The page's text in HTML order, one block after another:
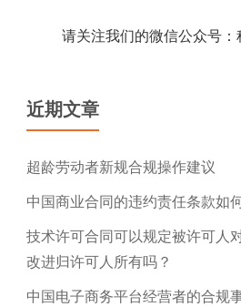
请关注我们的微信公众号：
近期文章
超龄劳动者新规合规操作建议
中国商业合同的违约责任条款如
技术许可合同可以规定被许可人
改进归许可人所有吗？
中国电子商务平台经营者的合规